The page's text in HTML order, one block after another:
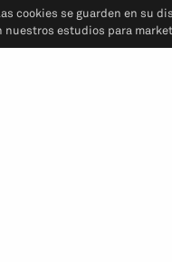
cookies se guarden en su
nuestros estudios para